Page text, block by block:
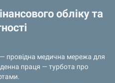
обліку та
провідна медична мережа для
праця — турбота про